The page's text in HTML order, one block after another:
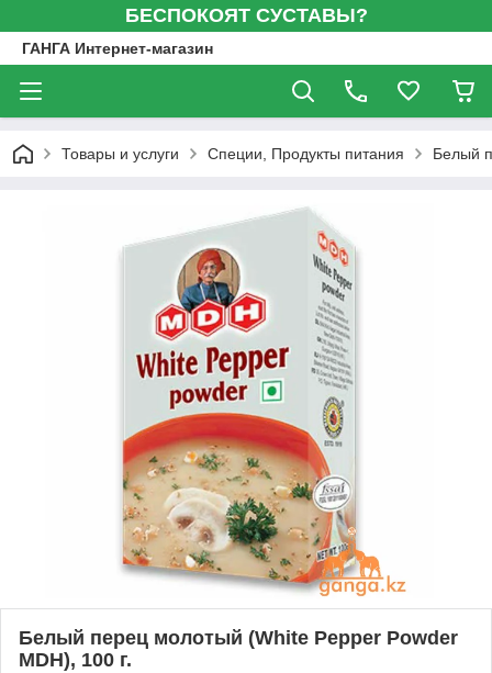
БЕСПОКОЯТ СУСТАВЫ?
ГАНГА Интернет-магазин
Товары и услуги Специи, Продукты питания Белый
Белый перец молотый (White Pepper Powder
MDH), 100 г.